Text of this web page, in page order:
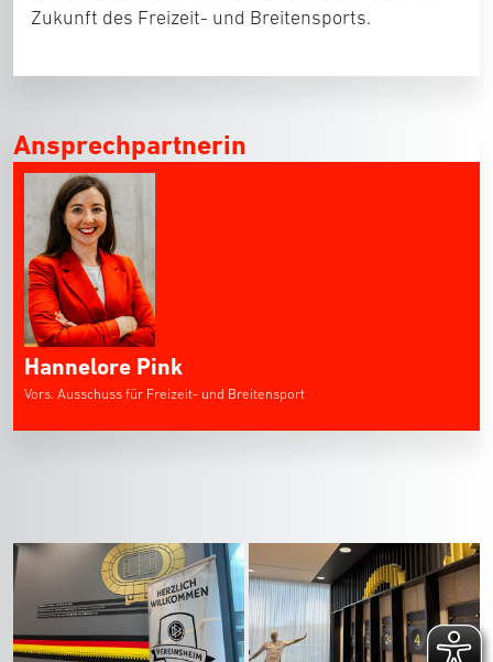
Zukunft des Freizeit- und Breitensports.
Ansprechpartnerin
Hannelore Pink
Vors. Ausschuss für Freizeit- und Breitensport